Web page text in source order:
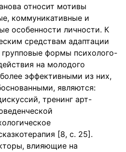
относит мотивы
коммуникативные и
особенности личности. К
средствам адаптации
формы психолого-
на молодого
эффективными из них,
являются:
тренинг арт-
[8, с. 25].
влияющие на